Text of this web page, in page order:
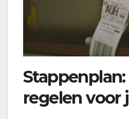
Stappenplan:
regelen voor